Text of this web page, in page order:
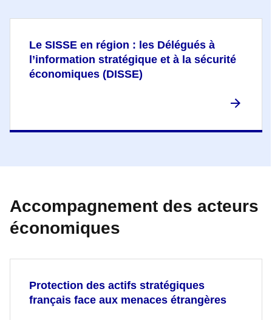
Le SISSE en région : les Délégués à
l’information stratégique et à la sécurité
économiques (DISSE)
Accompagnement des acteurs
économiques
Protection des actifs stratégiques
français face aux menaces étrangères